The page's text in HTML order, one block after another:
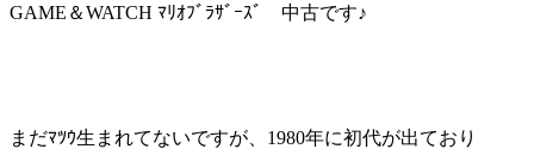
GAME＆WATCH ﾏﾘｵﾌﾞﾗｻﾞｰｽﾞ 中古です♪
まだﾏﾂｳ生まれてないですが、1980年に初代が出ており